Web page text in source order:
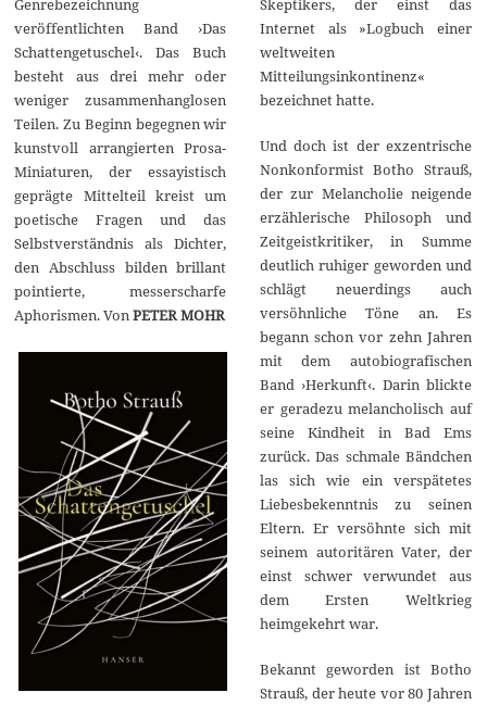
2
4
veröffentlichten Band ›Das
Schattengetuschel‹. Das Buch
besteht aus drei mehr oder
weniger zusammenhanglosen
Teilen. Zu Beginn begegnen wir
kunstvoll arrangierten Prosa-
Miniaturen, der essayistisch
geprägte Mittelteil kreist um
poetische Fragen und das
Selbstverständnis als Dichter,
den Abschluss bilden brillant
pointierte, messerscharfe
Aphorismen. VonPETER MOHR
Internet als »Logbuch einer
weltweiten
Mitteilungsinkontinenz«
bezeichnet hatte.
Und doch ist der exzentrische
Nonkonformist Botho Strauß,
der zur Melancholie neigende
erzählerische Philosoph und
Zeitgeistkritiker, in Summe
deutlich ruhiger geworden und
schlägt neuerdings auch
versöhnliche Töne an. Es
begann schon vor zehn Jahren
mit dem autobiografischen
Band ›Herkunft‹. Darin blickte
er geradezu melancholisch auf
seine Kindheit in Bad Ems
zurück. Das schmale Bändchen
las sich wie ein verspätetes
Liebesbekenntnis zu seinen
Eltern. Er versöhnte sich mit
seinem autoritären Vater, der
einst schwer verwundet aus
dem Ersten Weltkrieg
heimgekehrt war.
Bekannt geworden ist Botho
Strauß, der heute vor 80 Jahren